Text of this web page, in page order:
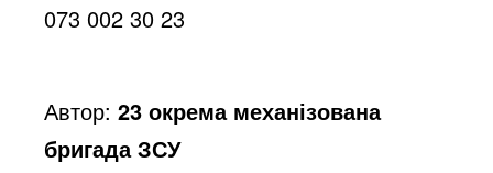
073 002 30 23
Автор:23 окрема механізована
бригада ЗСУ